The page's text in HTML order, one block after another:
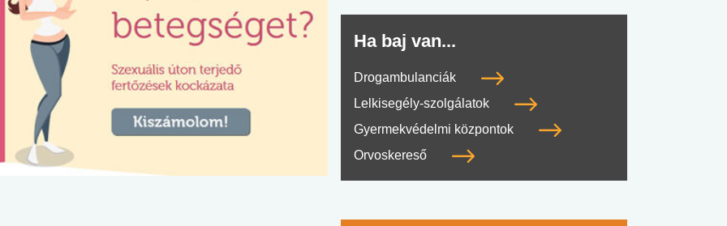
Ha baj van...
Drogambulanciák
Lelkisegély-szolgálatok
Gyermekvédelmi központok
Orvoskereső